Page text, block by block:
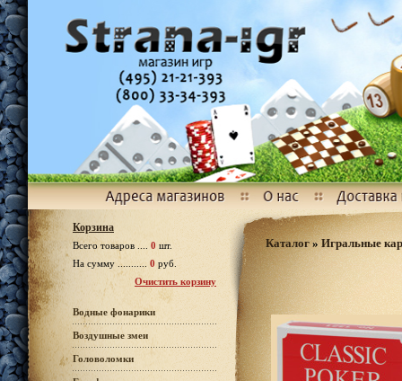
Корзина
Всего товаров .... 0 шт.
На сумму ........... 0 руб.
Очистить корзину
Водные фонарики
Воздушные змеи
Головоломки
Каталог»Игральные